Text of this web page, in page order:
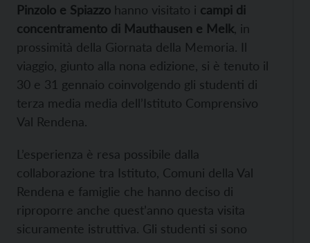
Pinzolo e Spiazzo hanno visitato i campi di
concentramento di Mauthausen e Melk , in
prossimità della Giornata della Memoria. Il
viaggio, giunto alla nona edizione, si è tenuto il
30 e 31 gennaio coinvolgendo gli studenti di
terza media media dell’Istituto Comprensivo
Val Rendena.
L’esperienza è resa possibile dalla
collaborazione tra Istituto, Comuni della Val
Rendena e famiglie che hanno deciso di
riproporre anche quest’anno questa visita
sicuramente istruttiva. Gli studenti si sono